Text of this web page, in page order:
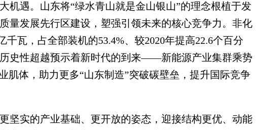
遇。山东将“绿水青山就是金山银山”的理念根植于发
量发展先行区建设，塑强引领未来的核心竞争力。非化
千瓦，占全部装机的53.4%、较2020年提高22.6个百分
史性超越预示着新时代的到来——新能源产业集群乘势
肌体，助力更多“山东制造”突破碳壁垒，提升国际竞争
实的产业基础、更开放的姿态，迎接结构更优、动能